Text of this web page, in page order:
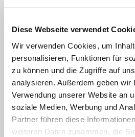
Diese Webseite verwendet
Wir verwenden Cookies, um
personalisieren, Funktionen für
zu können und die Zugriffe auf
analysieren. Außerdem geben wir
Verwendung unserer Website an
soziale Medien, Werbung und
Partner führen diese
weiteren Daten zusammen, die
die Franziskus einging.
betonte er dabei das
Migranten auf eine
Diese seien nicht Bürger
"Wir alle sind Migranten,
dem Weg des Lebens".